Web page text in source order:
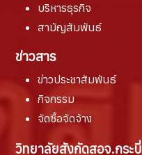
บริหารธุรกิจ
สามัญสัมพันธ์
ข่าวสาร
ข่าวประชาสัมพันธ์
กิจกรรม
จัดซื้อจัดจ้าง
วิทยาลัยสังกัดสอจ.กระบี่